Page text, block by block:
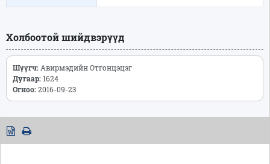
Холбоотой шийдвэрүүд
Шүүгч: Авирмэдийн Отгонцэцэг
Дугаар:1624
Огноо:2016-09-23